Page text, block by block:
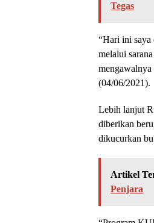
Tegas
“Hari ini saya
melalui
mengawalnya
(04/06/2021).
Lebih lanjut
diberikan
dikucurkan
Artikel
Penjara